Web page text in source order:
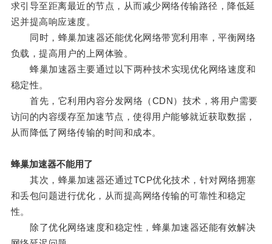
求引导至距离最近的节点，从而减少网络传输路径，降低延
迟并提高响应速度。
同时，蜂巢加速器还能优化网络带宽利用率，平衡网络
负载，提高用户的上网体验。
蜂巢加速器主要通过以下两种技术实现优化网络速度和
稳定性。
首先，它利用内容分发网络（CDN）技术，将用户需要
访问的内容缓存至加速节点，使得用户能够就近获取数据，
从而降低了网络传输的时间和成本。
蜂巢加速器不能用了
其次，蜂巢加速器还通过TCP优化技术，针对网络拥塞
和丢包问题进行优化，从而提高网络传输的可靠性和稳定
性。
除了优化网络速度和稳定性，蜂巢加速器还能有效解决